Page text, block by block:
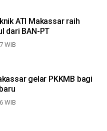
ATI Makassar raih
dari BAN-PT
WIB
gelar PKKMB bagi
WIB